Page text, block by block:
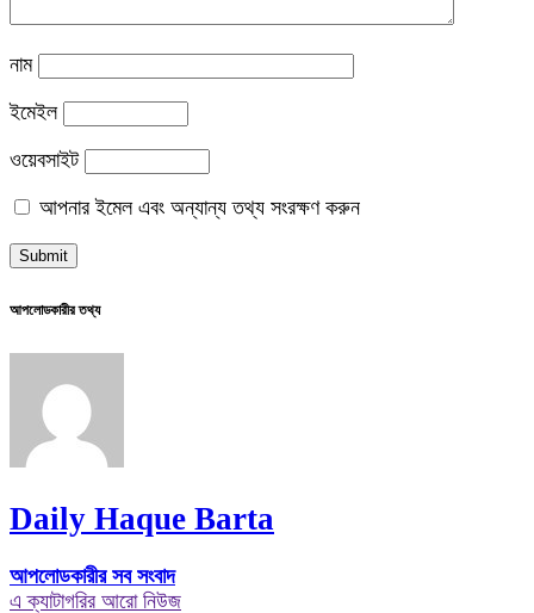
নাম
ইমেইল
ওয়েবসাইট
আপনার ইমেল এবং অন্যান্য তথ্য সংরক্ষণ করুন
আপলোডকারীর তথ্য
Daily Haque Barta
আপলোডকারীর সব সংবাদ
এ ক্যাটাগরির আরো নিউজ